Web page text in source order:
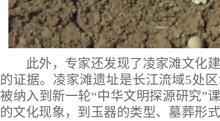
此外，专家还发现了凌家滩文化建
的证据。凌家滩遗址是长江流域5处
被纳入到新一轮“中华文明探源研究”
的文化现象，到玉器的类型、墓葬形